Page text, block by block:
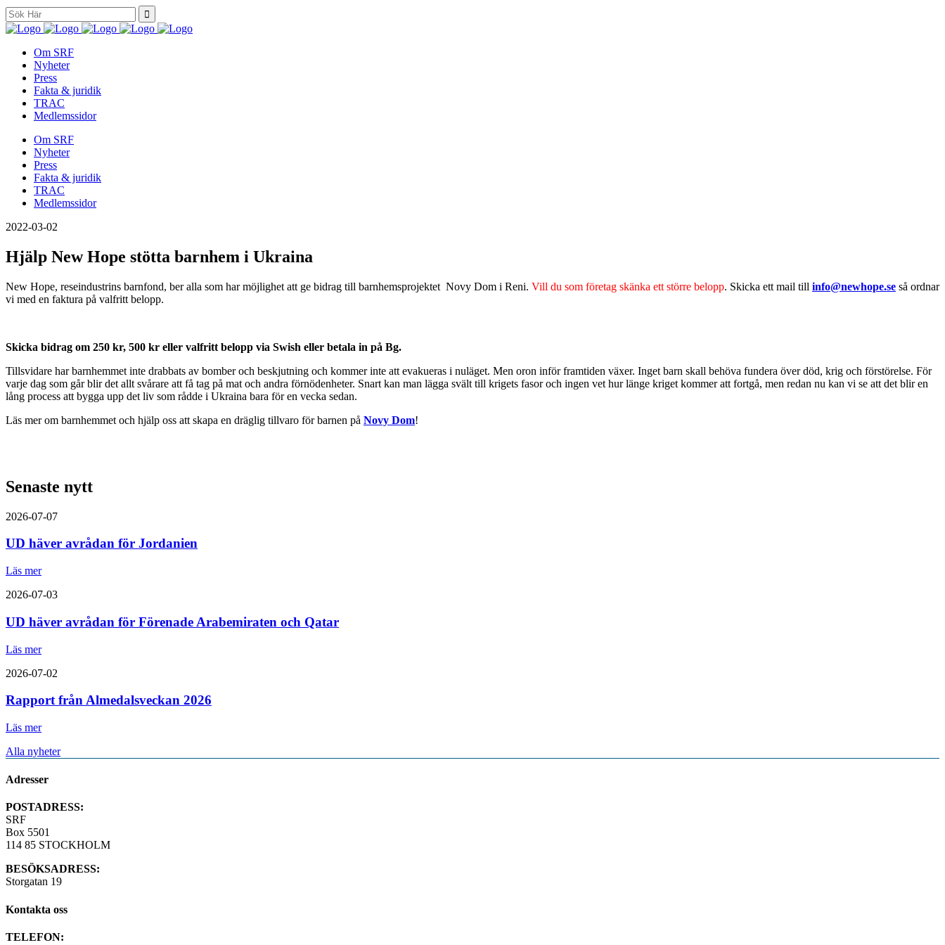
Search
for:
Om SRF
Nyheter
Press
Fakta & juridik
TRAC
Medlemssidor
Om SRF
Nyheter
Press
Fakta & juridik
TRAC
Medlemssidor
2022-03-02
Hjälp New Hope stötta barnhem i Ukraina
New Hope, reseindustrins barnfond, ber alla som har möjlighet att ge bidrag till barnhemsprojektet Novy Dom i Reni. Vill du som företag skänka ett större belopp. Skicka ett mail till info@newhope.se så ordnar
vi med en faktura på valfritt belopp.
Skicka bidrag om 250 kr, 500 kr eller valfritt belopp via Swish eller betala in på Bg.
Tillsvidare har barnhemmet inte drabbats av bomber och beskjutning och kommer inte att evakueras i nuläget. Men oron inför framtiden växer. Inget barn skall behöva fundera över död, krig och förstörelse. För
varje dag som går blir det allt svårare att få tag på mat och andra förnödenheter. Snart kan man lägga svält till krigets fasor och ingen vet hur länge kriget kommer att fortgå, men redan nu kan vi se att det blir en
lång process att bygga upp det liv som rådde i Ukraina bara för en vecka sedan.
Läs mer om barnhemmet och hjälp oss att skapa en dräglig tillvaro för barnen på Novy Dom!
Senaste nytt
2026-07-07
UD häver avrådan för Jordanien
Läs mer
2026-07-03
UD häver avrådan för Förenade Arabemiraten och Qatar
Läs mer
2026-07-02
Rapport från Almedalsveckan 2026
Läs mer
Alla nyheter
Adresser
POSTADRESS:
SRF
Box 5501
114 85 STOCKHOLM
BESÖKSADRESS:
Storgatan 19
Kontakta oss
TELEFON: